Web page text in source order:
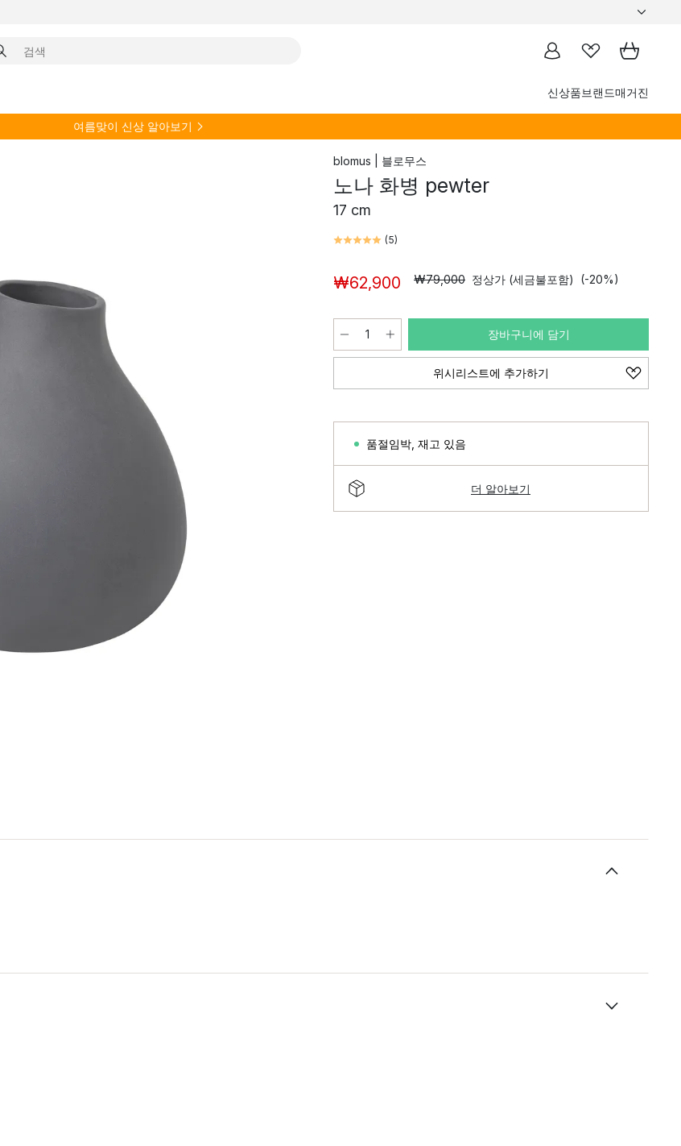
신상품브랜드매거진
여름맞이 신상 알아보기
blomus | 블로무스
노나 화병 pewter
17 cm
(5)
₩62,900 ₩79,000 정상가 (세금불포함) (-20%)
장바구니에 담기
위시리스트에 추가하기
품절임박 재고 있음
더 알아보기